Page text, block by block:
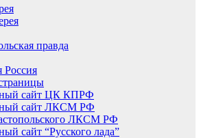
правда
Россия
сайт ЦК КПРФ
сайт ЛКСМ РФ
ЛКСМ РФ
сайт “Русского лада”